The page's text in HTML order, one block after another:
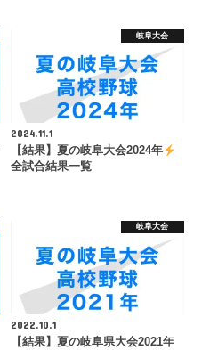
岐阜大会
2024.11.1
【結果】夏の岐阜大会2024年
全試合結果一覧
岐阜大会
2022.10.1
【結果】夏の岐阜県大会2021年